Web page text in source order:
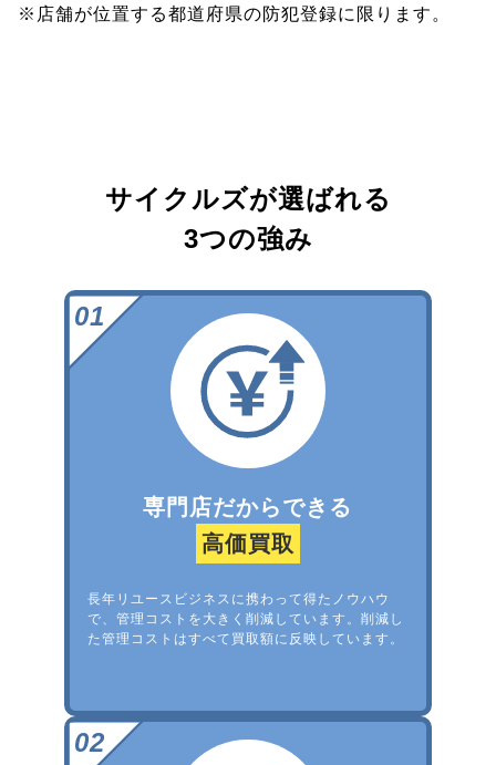
※店舗が位置する都道府県の防犯登録に限ります。
サイクルズが選ばれる
3つの強み
専門店だからできる
高価買取
長年リユースビジネスに携わって得たノウハウ
で、管理コストを大きく削減しています。削減し
た管理コストはすべて買取額に反映しています。